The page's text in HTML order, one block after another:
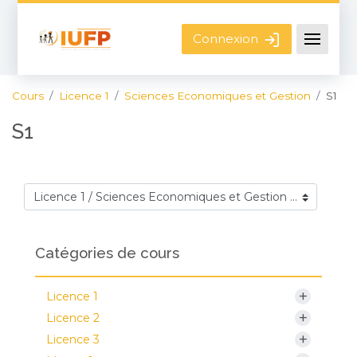
Connexion
Cours Licence 1 Sciences Economiques et Gestion S1
S1
Catégories de cours
Catégories de cours
Licence 1 +
Licence 2 +
Licence 3 +